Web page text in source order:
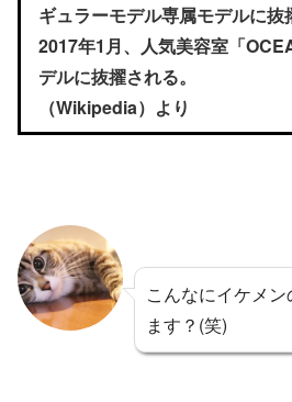
ギュラーモデル専属モデルに抜
2017年1月、人気美容室「
デルに抜擢される。
（Wikipedia）より
こんなにイケメ
ます？(笑)